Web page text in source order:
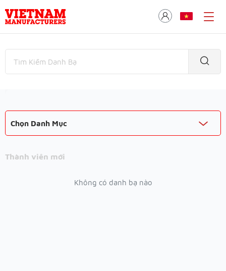
Chọn Danh Mục
Thành viên mới
Không có danh bạ nào